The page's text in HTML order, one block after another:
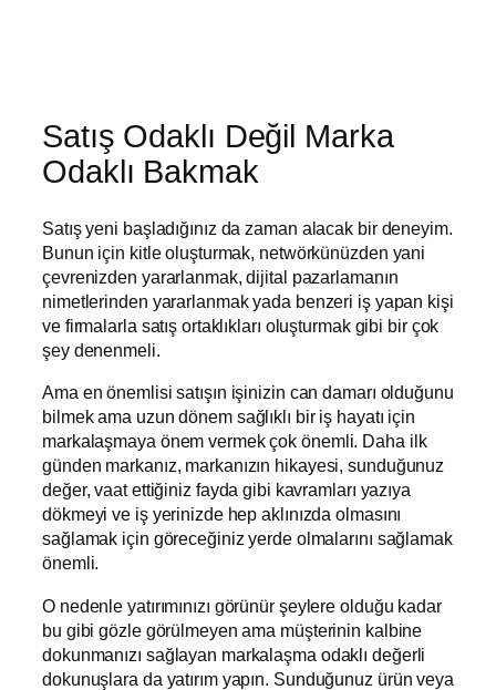
Satış Odaklı Değil Marka
Odaklı Bakmak
Satış yeni başladığınız da zaman alacak bir deneyim.
Bunun için kitle oluşturmak, netwörkünüzden yani
çevrenizden yararlanmak, dijital pazarlamanın
nimetlerinden yararlanmak yada benzeri iş yapan kişi
ve firmalarla satış ortaklıkları oluşturmak gibi bir çok
şey denenmeli.
Ama en önemlisi satışın işinizin can damarı olduğunu
bilmek ama uzun dönem sağlıklı bir iş hayatı için
markalaşmaya önem vermek çok önemli. Daha ilk
günden markanız, markanızın hikayesi, sunduğunuz
değer, vaat ettiğiniz fayda gibi kavramları yazıya
dökmeyi ve iş yerinizde hep aklınızda olmasını
sağlamak için göreceğiniz yerde olmalarını sağlamak
önemli.
O nedenle yatırımınızı görünür şeylere olduğu kadar
bu gibi gözle görülmeyen ama müşterinin kalbine
dokunmanızı sağlayan markalaşma odaklı değerli
dokunuşlara da yatırım yapın. Sunduğunuz ürün veya